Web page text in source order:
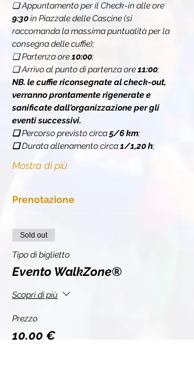
❏ Appuntamento per il Check-in alle ore
9:30 in Piazzale delle Cascine (si
raccomanda la massima puntualità per la
consegna delle cuffie);
❏ Partenza ore 10:00;
❏ Arrivo al punto di partenza ore 11:00;
NB. le cuffie riconsegnate al check-out,
verranno prontamente rigenerate e
sanificate dall'organizzazione per gli
eventi successivi.
❏ Percorso previsto circa 5/6 km;
❏ Durata allenamento circa 1/1,20 h;
Mostra di più
Prenotazione
Sold out
Tipo di biglietto
Evento WalkZone®
Scopri di più
Prezzo
10,00 €